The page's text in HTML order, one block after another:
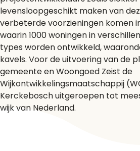
levensloopgeschikt maken van
verbeterde voorzieningen komen
waarin 1000 woningen in
types worden ontwikkeld,
kavels. Voor de uitvoering van de
gemeente en Woongoed Zeist de
Wijkontwikkelingsmaatschappij
Kerckebosch uitgeroepen tot
wijk van Nederland.